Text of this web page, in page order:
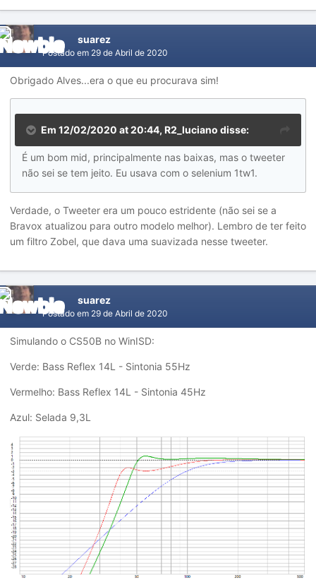
suarez
Postado em 29 de Abril de 2020
Obrigado Alves...era o que eu procurava sim!
Em 12/02/2020 at 20:44, R2_luciano disse:
É um bom mid, principalmente nas baixas, mas o tweeter
não sei se tem jeito. Eu usava com o selenium 1tw1.
Verdade, o Tweeter era um pouco estridente (não sei se a
Bravox atualizou para outro modelo melhor). Lembro de ter feito
um filtro Zobel, que dava uma suavizada nesse tweeter.
suarez
Postado em 29 de Abril de 2020
Simulando o CS50B no WinISD:
Verde: Bass Reflex 14L - Sintonia 55Hz
Vermelho: Bass Reflex 14L - Sintonia 45Hz
Azul: Selada 9,3L